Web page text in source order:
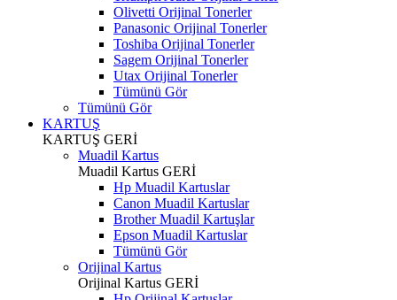
Olivetti Orijinal Tonerler
Panasonic Orijinal Tonerler
Toshiba Orijinal Tonerler
Sagem Orijinal Tonerler
Utax Orijinal Tonerler
Tümünü Gör
Tümünü Gör
KARTUŞ
KARTUŞ GERİ
Muadil Kartus
Muadil Kartus GERİ
Hp Muadil Kartuslar
Canon Muadil Kartuslar
Brother Muadil Kartuşlar
Epson Muadil Kartuslar
Tümünü Gör
Orijinal Kartus
Orijinal Kartus GERİ